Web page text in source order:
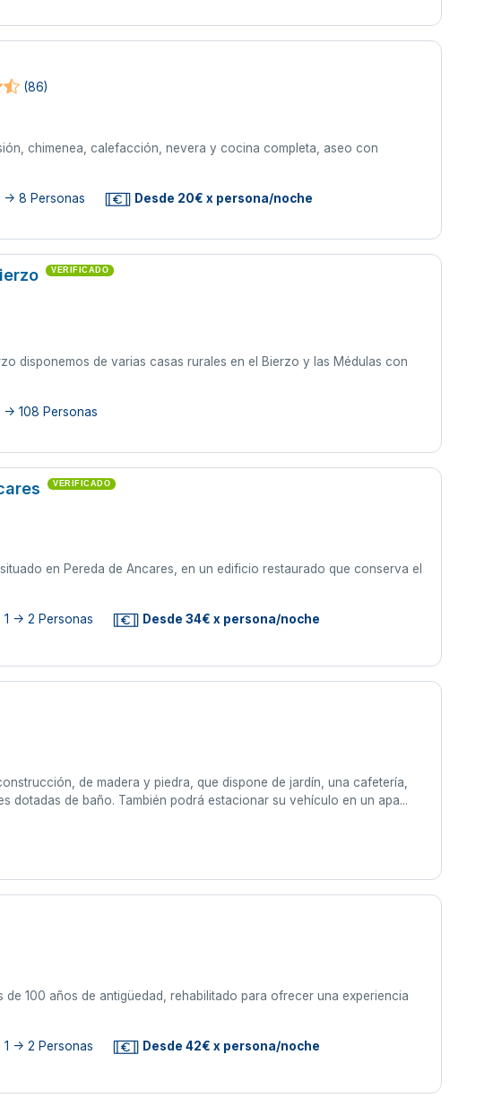
(86)
chimenea, calefacción, nevera y cocina completa, aseo con
-> 8 Personas Desde 20€ x persona/noche
VERIFICADO
disponemos de varias casas rurales en el Bierzo y las Médulas con
-> 108 Personas
VERIFICADO
en Pereda de Ancares, en un edificio restaurado que conserva el
1 -> 2 Personas Desde 34€ x persona/noche
de madera y piedra, que dispone de jardín, una cafetería,
dotadas de baño. También podrá estacionar su vehículo en un apa...
100 años de antigüedad, rehabilitado para ofrecer una experiencia
1 -> 2 Personas Desde 42€ x persona/noche